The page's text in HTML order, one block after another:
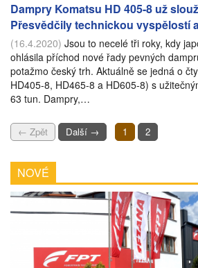
Dampry Komatsu HD 405-8 už
Přesvědčily technickou vyspělostí
(16.4.2020) Jsou to necelé tři roky, kdy
ohlásila příchod nové řady pevných
potažmo český trh. Aktuálně se jedná o
HD405-8, HD465-8 a HD605-8) s
63 tun. Dampry,…
← Zpět Další → 1 2
NOVÉ